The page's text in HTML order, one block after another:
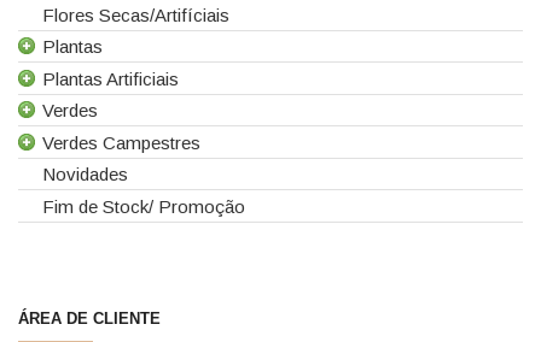
Todas as Flores Tropicais
Alpinias
Berzelias
Brunias
Curcuma
Gloriosas
Helicónias
Flores Secas/Artifíciais
Plantas
Todas as Plantas
Gerbera de Vaso
Phalaenopsis
Sanseverina
Plantas Artificiais
Todas as Plantas Artificiais
Suculentas Artificiais
Verdes
Todos os Verdes
Asparagus
Aspidistra
Verdes Campestres
Todos os Verdes Campestres
Eucaliptos
Novidades
Fim de Stock/ Promoção
ÁREA DE CLIENTE